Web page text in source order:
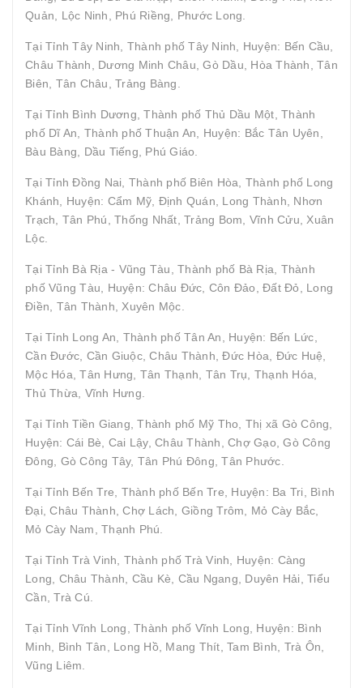
Quản, Lộc Ninh, Phú Riềng, Phước Long.
Tại Tỉnh Tây Ninh, Thành phố Tây Ninh, Huyện: Bến Cầu,
Châu Thành, Dương Minh Châu, Gò Dầu, Hòa Thành, Tân
Biên, Tân Châu, Trảng Bàng.
Tại Tỉnh Bình Dương, Thành phố Thủ Dầu Một, Thành
phố Dĩ An, Thành phố Thuận An, Huyện: Bắc Tân Uyên,
Bàu Bàng, Dầu Tiếng, Phú Giáo.
Tại Tỉnh Đồng Nai, Thành phố Biên Hòa, Thành phố Long
Khánh, Huyện: Cẩm Mỹ, Định Quán, Long Thành, Nhơn
Trạch, Tân Phú, Thống Nhất, Trảng Bom, Vĩnh Cửu, Xuân
Lộc.
Tại Tỉnh Bà Rịa - Vũng Tàu, Thành phố Bà Rịa, Thành
phố Vũng Tàu, Huyện: Châu Đức, Côn Đảo, Đất Đỏ, Long
Điền, Tân Thành, Xuyên Mộc.
Tại Tỉnh Long An, Thành phố Tân An, Huyện: Bến Lức,
Cần Đước, Cần Giuộc, Châu Thành, Đức Hòa, Đức Huệ,
Mộc Hóa, Tân Hưng, Tân Thạnh, Tân Trụ, Thạnh Hóa,
Thủ Thừa, Vĩnh Hưng.
Tại Tỉnh Tiền Giang, Thành phố Mỹ Tho, Thị xã Gò Công,
Huyện: Cái Bè, Cai Lậy, Châu Thành, Chợ Gạo, Gò Công
Đông, Gò Công Tây, Tân Phú Đông, Tân Phước.
Tại Tỉnh Bến Tre, Thành phố Bến Tre, Huyện: Ba Tri, Bình
Đại, Châu Thành, Chợ Lách, Giồng Trôm, Mỏ Cày Bắc,
Mỏ Cày Nam, Thạnh Phú.
Tại Tỉnh Trà Vinh, Thành phố Trà Vinh, Huyện: Càng
Long, Châu Thành, Cầu Kè, Cầu Ngang, Duyên Hải, Tiểu
Cần, Trà Cú.
Tại Tỉnh Vĩnh Long, Thành phố Vĩnh Long, Huyện: Bình
Minh, Bình Tân, Long Hồ, Mang Thít, Tam Bình, Trà Ôn,
Vũng Liêm.